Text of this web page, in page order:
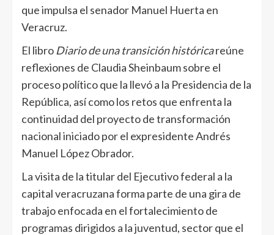
que impulsa el senador Manuel Huerta en
Veracruz.
El libro Diario de una transición históricareúne
reflexiones de Claudia Sheinbaum sobre el
proceso político que la llevó a la Presidencia de la
República, así como los retos que enfrenta la
continuidad del proyecto de transformación
nacional iniciado por el expresidente Andrés
Manuel López Obrador.
La visita de la titular del Ejecutivo federal a la
capital veracruzana forma parte de una gira de
trabajo enfocada en el fortalecimiento de
programas dirigidos a la juventud, sector que el